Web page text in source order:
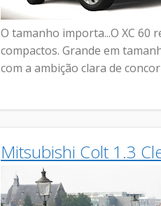
O tamanho importa...O XC 60
compactos. Grande em
com a ambição clara de
Mitsubishi Colt 1.3